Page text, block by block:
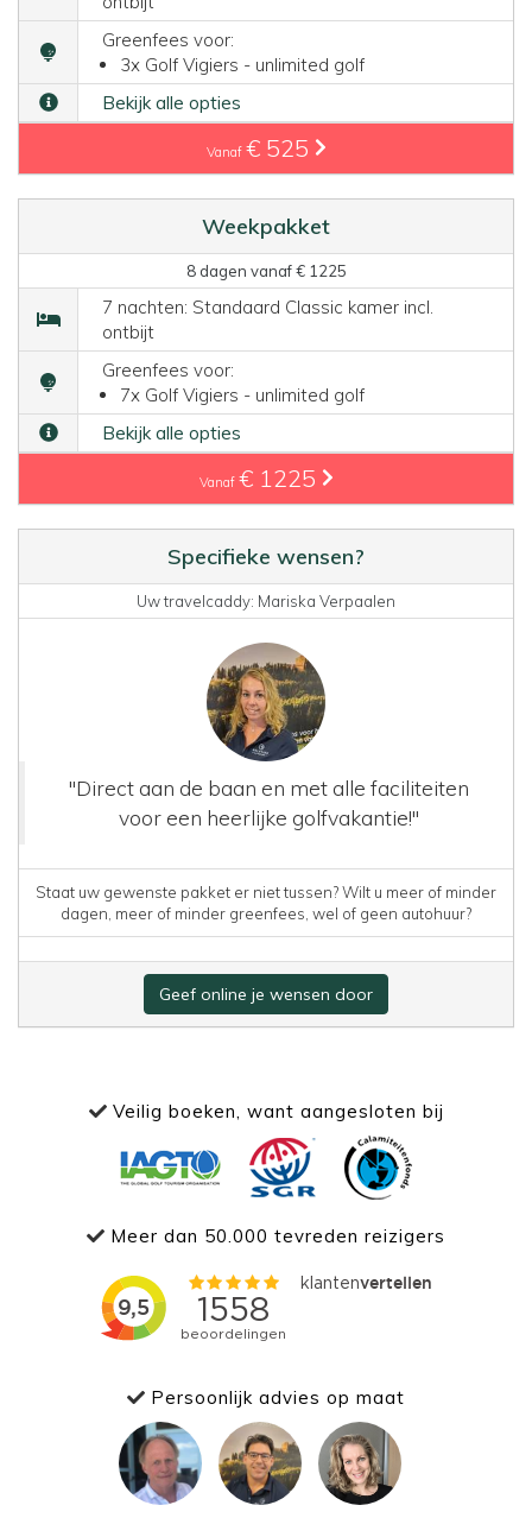
Greenfees voor:
3x Golf Vigiers - unlimited golf
Bekijk alle opties
Vanaf € 525
Weekpakket
8 dagen vanaf € 1225
7 nachten: Standaard Classic kamer incl.
ontbijt
Greenfees voor:
7x Golf Vigiers - unlimited golf
Bekijk alle opties
Vanaf € 1225
Specifieke wensen?
Uw travelcaddy: Mariska Verpaalen
"Direct aan de baan en met alle faciliteiten
voor een heerlijke golfvakantie!"
Staat uw gewenste pakket er niet tussen? Wilt u meer of minder
dagen, meer of minder greenfees, wel of geen autohuur?
Geef online je wensen door
Veilig boeken, want aangesloten bij
Meer dan 50.000 tevreden reizigers
Persoonlijk advies op maat